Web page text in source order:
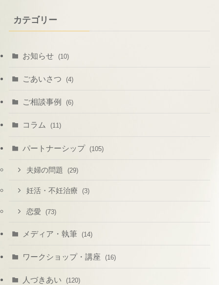
カテゴリー
お知らせ (10)
ごあいさつ (4)
ご相談事例 (6)
コラム (11)
パートナーシップ (105)
夫婦の問題 (29)
妊活・不妊治療 (3)
恋愛 (73)
メディア・執筆 (14)
ワークショップ・講座 (16)
人づきあい (120)